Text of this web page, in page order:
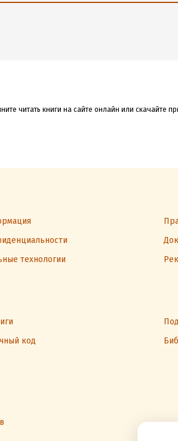
читать книги на сайте онлайн или скачайте
технологии
код